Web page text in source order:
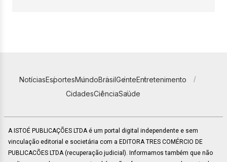
NotíciasEsportesMundoBrasilGenteEntretenimento
CidadesCiênciaSaúde
A ISTOÉ PUBLICAÇÕES LTDA é um portal digital independente e sem
vinculação editorial e societária com a EDITORA TRES COMÉRCIO DE
PUBLICACÕES LTDA (recuperação judicial). Informamos também que não